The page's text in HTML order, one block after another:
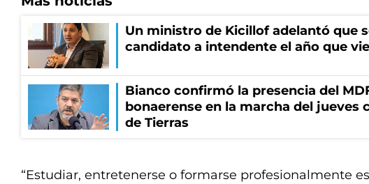
Un ministro de Kicillof adelantó que
candidato a intendente el año que
Bianco confirmó la presencia del
bonaerense en la marcha del jueves
de Tierras
“Estudiar, entretenerse o formarse profesionalmente